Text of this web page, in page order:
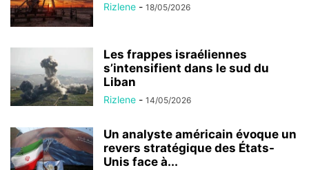
Rizlene - 18/05/2026
Les frappes israéliennes
s’intensifient dans le sud du
Liban
Rizlene - 14/05/2026
Un analyste américain évoque un
revers stratégique des États-
Unis face à...